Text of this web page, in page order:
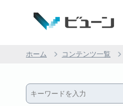
ホーム コンテンツ一覧